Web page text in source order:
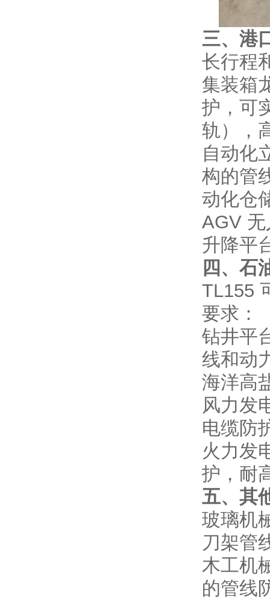
三、港
长行程
集装箱
护，可
轨），
自动化
构的管
动化仓
AGV
升降平
四、石
TL155
要求：
钻井平
线和动
海洋高
风力发
电缆防
火力发
护，耐
五、其
玻璃机
刀架管
木工机
的管线